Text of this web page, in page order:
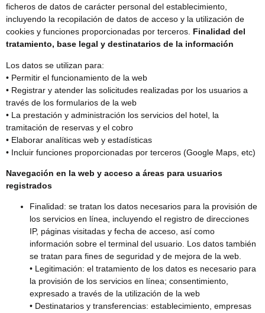
ficheros de datos de carácter personal del establecimiento,
incluyendo la recopilación de datos de acceso y la utilización de
cookies y funciones proporcionadas por terceros. Finalidad del
tratamiento, base legal y destinatarios de la información
Los datos se utilizan para:
• Permitir el funcionamiento de la web
• Registrar y atender las solicitudes realizadas por los usuarios a
través de los formularios de la web
• La prestación y administración los servicios del hotel, la
tramitación de reservas y el cobro
• Elaborar analíticas web y estadísticas
• Incluir funciones proporcionadas por terceros (Google Maps, etc)
Navegación en la web y acceso a áreas para usuarios
registrados
Finalidad: se tratan los datos necesarios para la provisión de
los servicios en línea, incluyendo el registro de direcciones
IP, páginas visitadas y fecha de acceso, así como
información sobre el terminal del usuario. Los datos también
se tratan para fines de seguridad y de mejora de la web.
• Legitimación: el tratamiento de los datos es necesario para
la provisión de los servicios en línea; consentimiento,
expresado a través de la utilización de la web
• Destinatarios y transferencias: establecimiento, empresas